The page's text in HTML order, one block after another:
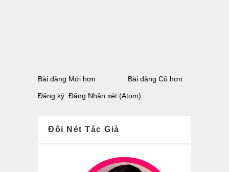
Bài đăng Mới hơn Bài đăng Cũ hơn
Đăng ký: Đăng Nhận xét (Atom)
Đôi Nét Tác Giả